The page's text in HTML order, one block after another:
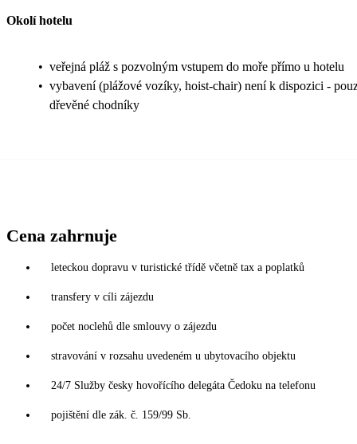
Okolí hotelu
• veřejná pláž s pozvolným vstupem do moře přímo u hotelu
• vybavení (plážové vozíky, hoist-chair) není k dispozici -
dřevěné chodníky
Cena zahrnuje
leteckou dopravu v turistické třídě včetně tax a poplatků
transfery v cíli zájezdu
počet noclehů dle smlouvy o zájezdu
stravování v rozsahu uvedeném u ubytovacího objektu
24/7 Služby česky hovořícího delegáta Čedoku na telefonu
pojištění dle zák. č. 159/99 Sb.